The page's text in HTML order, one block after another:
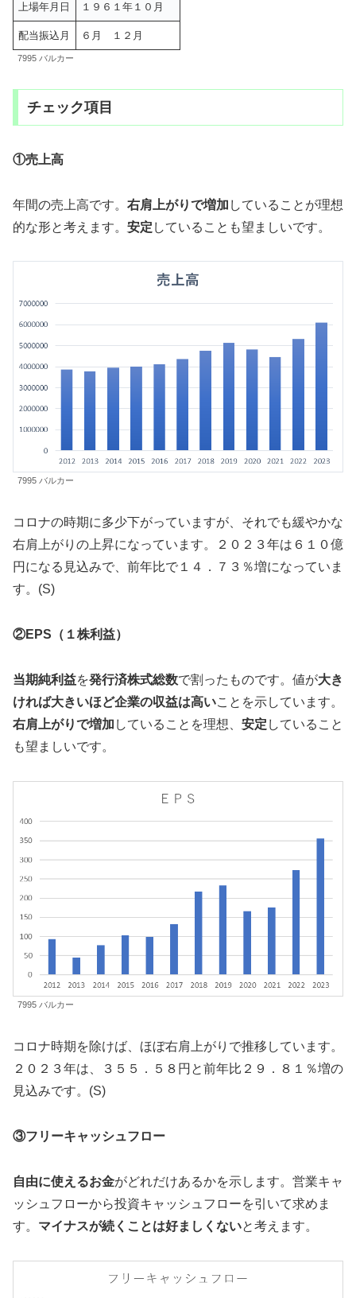
上場年月日 １９６１年１０月
配当振込月 ６月 １２月
7995 バルカー
チェック項目
①売上高
年間の売上高です。 右肩上がりで増加 していることが理想
的な形と考えます。 安定 していることも望ましいです。
7995 バルカー
コロナの時期に多少下がっていますが、それでも緩やかな
右肩上がりの上昇になっています。２０２３年は６１０億
円になる見込みで、前年比で１４．７３％増になっていま
す。(S)
②EPS（１株利益）
当期純利益を発行済株式総数で割ったものです。値が大き
ければ大きいほど企業の収益は高いことを示しています。
右肩上がりで増加 していることを理想、 安定 していること
も望ましいです。
7995 バルカー
コロナ時期を除けば、ほぼ右肩上がりで推移しています。
２０２３年は、３５５．５８円と前年比２９．８１％増の
見込みです。(S)
③フリーキャッシュフロー
自由に使えるお金がどれだけあるかを示します。営業キャ
ッシュフローから投資キャッシュフローを引いて求めま
す。 マイナスが続くことは好ましくないと考えます。